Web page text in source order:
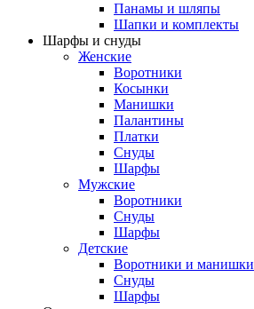
Панамы и шляпы
Шапки и комплекты
Шарфы и снуды
Женские
Воротники
Косынки
Манишки
Палантины
Платки
Снуды
Шарфы
Мужские
Воротники
Снуды
Шарфы
Детские
Воротники и манишки
Снуды
Шарфы